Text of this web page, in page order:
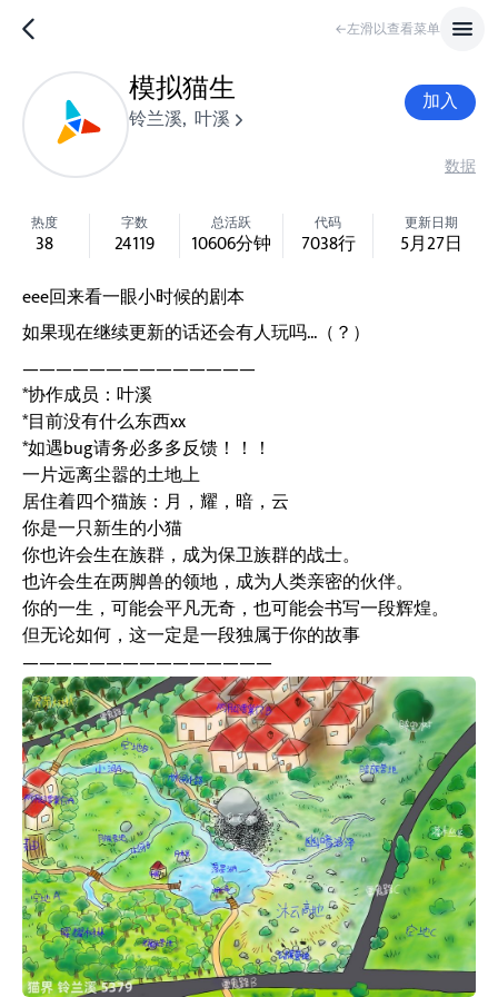
←左滑以查看菜单
模拟猫生
铃兰溪, 叶溪
加入
数据
热度
38
字数
24119
总活跃
10606分钟
代码
7038行
更新日期
5月27日
eee回来看一眼小时候的剧本
如果现在继续更新的话还会有人玩吗...（？）
——————————————
*协作成员：叶溪
*目前没有什么东西xx
*如遇bug请务必多多反馈！！！
一片远离尘嚣的土地上
居住着四个猫族：月，耀，暗，云
你是一只新生的小猫
你也许会生在族群，成为保卫族群的战士。
也许会生在两脚兽的领地，成为人类亲密的伙伴。
你的一生，可能会平凡无奇，也可能会书写一段辉煌。
但无论如何，这一定是一段独属于你的故事
———————————————